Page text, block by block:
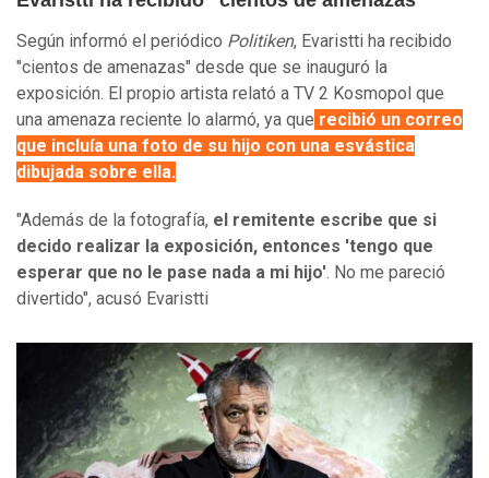
Según informó el periódico Politiken, Evaristti ha recibido
"cientos de amenazas" desde que se inauguró la
exposición. El propio artista relató a TV 2 Kosmopol que
una amenaza reciente lo alarmó, ya que recibió un correo
que incluía una foto de su hijo con una esvástica
dibujada sobre ella.
"Además de la fotografía, el remitente escribe que si
decido realizar la exposición, entonces 'tengo que
esperar que no le pase nada a mi hijo'. No me pareció
divertido", acusó Evaristti